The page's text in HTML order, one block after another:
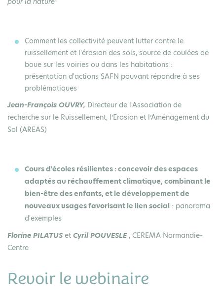
Comment les collectivité peuvent lutter contre le
ruissellement et l'érosion des sols, source de coulées de
boue sur les voiries ou dans les habitations :
présentation d'actions SAFN pouvant répondre à ses
problématiques
Jean-François OUVRY, Directeur de l'Association de
recherche sur le Ruissellement, l’Erosion et l’Aménagement du
Sol (AREAS)
Cours d'écoles résilientes : concevoir des espaces
adaptés au réchauffement climatique, combinant le
bien-être des enfants, et le développement de
nouveaux usages favorisant le lien social : panorama
d'exemples
Florine PILATUS et Cyril POUVESLE, CEREMA Normandie-
Centre
Revoir le webinaire